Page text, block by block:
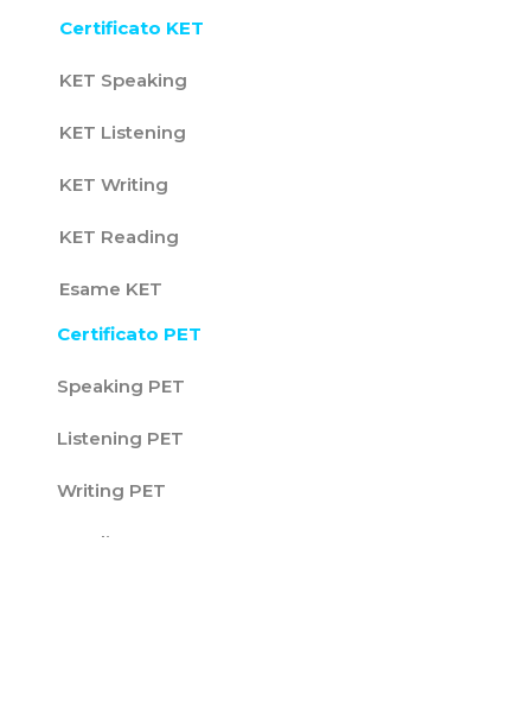
Certificato KET
KET Speaking
KET Listening
KET Writing
KET Reading
Esame KET
Certificato PET
Speaking PET
Listening PET
Writing PET
Reading PET